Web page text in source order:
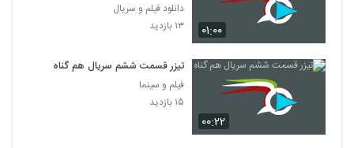
۰۱:۰۰
دانلود فیلم و سریال
۱۳ بازدید
۰۰:۲۲
تیزر قسمت ششم سریال هم گناه
فیلم و سینما
۱۵ بازدید